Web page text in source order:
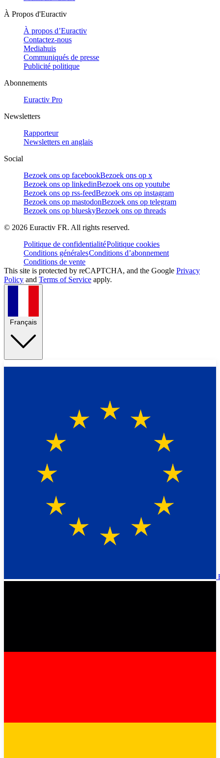
À Propos d'Euractiv
À propos d’Euractiv
Contactez-nous
Mediahuis
Communiqués de presse
Publicité politique
Abonnements
Euractiv Pro
Newsletters
Rapporteur
Newsletters en anglais
Social
Bezoek ons op facebookBezoek ons op x
Bezoek ons op linkedinBezoek ons op youtube
Bezoek ons op rss-feedBezoek ons op instagram
Bezoek ons op mastodonBezoek ons op telegram
Bezoek ons op blueskyBezoek ons op threads
© 2026 Euractiv FR. All rights reserved.
Politique de confidentialitéPolitique cookies
Conditions généralesConditions d’abonnement
Conditions de vente
This site is protected by reCAPTCHA, and the Google Privacy
Policy and Terms of Service apply.
Français